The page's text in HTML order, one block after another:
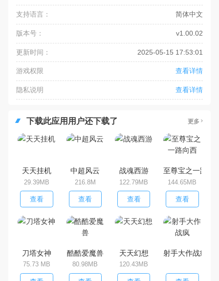
支持语言： 简体中文
版本号： v1.00.02
更新时间： 2025-05-15 17:53:01
游戏权限 查看详情
隐私说明 查看详情
下载此应用用户还下载了 更多
天天挂机
29.39MB
查看
中超风云
216.8M
查看
战魂西游
122.79MB
查看
至尊宝之一路向
144.65MB
查看
刀塔女神
75.73 MB
酷酷爱魔兽
80.98MB
天天幻想
120.43MB
射手大作战疯